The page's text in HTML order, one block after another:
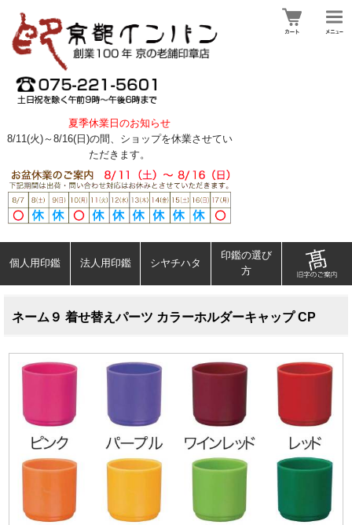
夏季休業日のお知らせ
8/11(火)～8/16(日)の間、ショップを休業させてい
ただきます。
個人用印鑑 法人用印鑑 シヤチハタ
印鑑の選び
方
ネーム９ 着せ替えパーツ カラーホルダーキャップ CP